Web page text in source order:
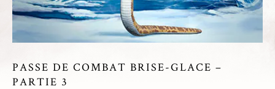
PASSE DE COMBAT BRISE-GLACE –
PARTIE 3